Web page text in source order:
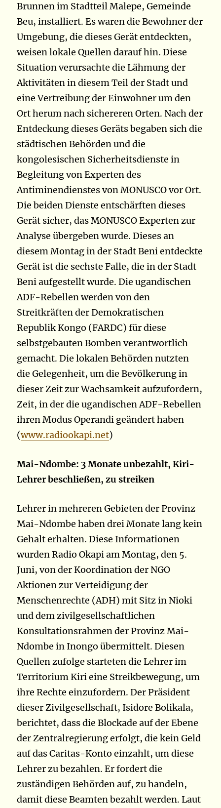
Brunnen im Stadtteil Malepe, Gemeinde
Beu, installiert. Es waren die Bewohner der
Umgebung, die dieses Gerät entdeckten,
weisen lokale Quellen darauf hin. Diese
Situation verursachte die Lähmung der
Aktivitäten in diesem Teil der Stadt und
eine Vertreibung der Einwohner um den
Ort herum nach sichereren Orten. Nach der
Entdeckung dieses Geräts begaben sich die
städtischen Behörden und die
kongolesischen Sicherheitsdienste in
Begleitung von Experten des
Antiminendienstes von MONUSCO vor Ort.
Die beiden Dienste entschärften dieses
Gerät sicher, das MONUSCO Experten zur
Analyse übergeben wurde. Dieses an
diesem Montag in der Stadt Beni entdeckte
Gerät ist die sechste Falle, die in der Stadt
Beni aufgestellt wurde. Die ugandischen
ADF-Rebellen werden von den
Streitkräften der Demokratischen
Republik Kongo (FARDC) für diese
selbstgebauten Bomben verantwortlich
gemacht. Die lokalen Behörden nutzten
die Gelegenheit, um die Bevölkerung in
dieser Zeit zur Wachsamkeit aufzufordern,
Zeit, in der die ugandischen ADF-Rebellen
ihren Modus Operandi geändert haben
(www.radiookapi.net)
Mai-Ndombe: 3 Monate unbezahlt, Kiri-
Lehrer beschließen, zu streiken
Lehrer in mehreren Gebieten der Provinz
Mai-Ndombe haben drei Monate lang kein
Gehalt erhalten. Diese Informationen
wurden Radio Okapi am Montag, den 5.
Juni, von der Koordination der NGO
Aktionen zur Verteidigung der
Menschenrechte (ADH) mit Sitz in Nioki
und dem zivilgesellschaftlichen
Konsultationsrahmen der Provinz Mai-
Ndombe in Inongo übermittelt. Diesen
Quellen zufolge starteten die Lehrer im
Territorium Kiri eine Streikbewegung, um
ihre Rechte einzufordern.Der Präsident
dieser Zivilgesellschaft, Isidore Bolikala,
berichtet, dass die Blockade auf der Ebene
der Zentralregierung erfolgt, die kein Geld
auf das Caritas-Konto einzahlt, um diese
Lehrer zu bezahlen. Er fordert die
zuständigen Behörden auf, zu handeln,
damit diese Beamten bezahlt werden. Laut